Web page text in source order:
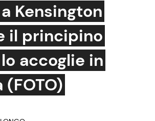
Gossip e TV
Bellezze VIP
Coppie VIP
Kensington
il principino
accoglie in